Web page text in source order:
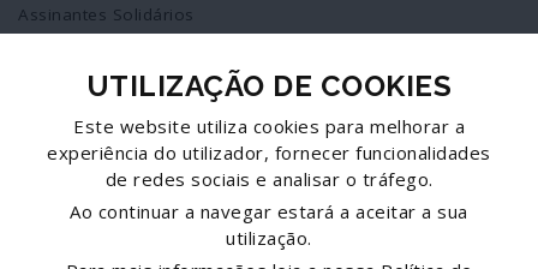
Assinantes Solidários
Redes Sociais
Siga-nos no facebook
UTILIZAÇÃO DE COOKIES
Este website utiliza cookies para melhorar a
experiência do utilizador, fornecer funcionalidades
de redes sociais e analisar o tráfego.
Ao continuar a navegar estará a aceitar a sua
utilização.